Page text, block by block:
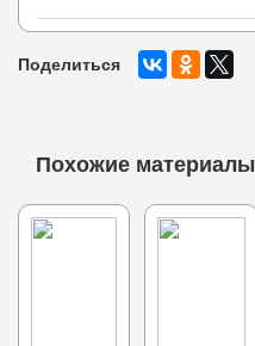
Поделиться
Похожие материалы